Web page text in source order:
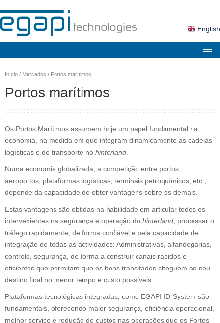
English
Serviços
Notícias
Área Cliente
Pesquisa
Início / Mercados / Portos marítimos
Portos marítimos
Os Portos Marítimos assumem hoje um papel fundamental na
economia, na medida em que integram dinamicamente as cadeias
logísticas e de transporte no hinterland
Numa economia globalizada, a competição entre portos,
aeroportos, plataformas logísticas, terminais petroquímicos, etc.,
depende da capacidade de obter vantagens sobre os demais.
Estas vantagens são obtidas na habilidade em articular todos os
intervenientes na segurança e operação do hinterland , processar o
tráfego rapidamente, de forma confiável e pela capacidade de
integração de todas as actividades: Administrativas, alfandegárias,
controlo, segurança, de forma a construir canais rápidos e
eficientes que permitam que os bens transitados cheguem ao seu
destino final no menor tempo e custo possíveis.
Plataformas tecnológicas integradas, como EGAPI ID-System são
fundamentais, oferecendo maior segurança, eficiência operacional,
melhor serviço e redução de custos nas operações que os Portos